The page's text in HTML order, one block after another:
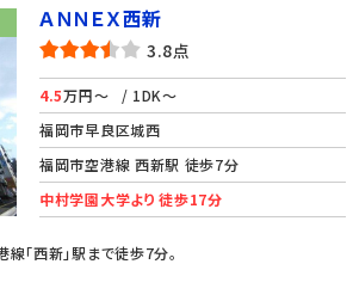
ＡＮＮＥＸ西新
3.8点
4.5万円～
/ 1DK～
福岡市早良区城西
福岡市空港線 西新駅 徒歩7分
中村学園大学より 徒歩17分
「西新」駅まで徒歩7分。